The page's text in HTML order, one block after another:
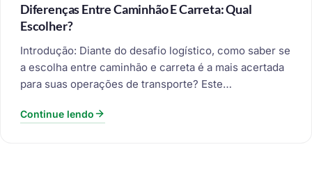
Diferenças Entre Caminhão E Carreta: Qual
Escolher?
Introdução: Diante do desafio logístico, como saber se
a escolha entre caminhão e carreta é a mais acertada
para suas operações de transporte? Este…
Continue lendo